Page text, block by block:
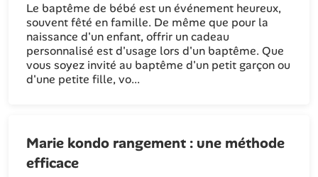
Le baptême de bébé est un événement heureux,
souvent fêté en famille. De même que pour la
naissance d'un enfant, offrir un cadeau
personnalisé est d'usage lors d'un baptême. Que
vous soyez invité au baptême d'un petit garçon ou
d'une petite fille, vo...
Marie kondo rangement : une méthode
efficace